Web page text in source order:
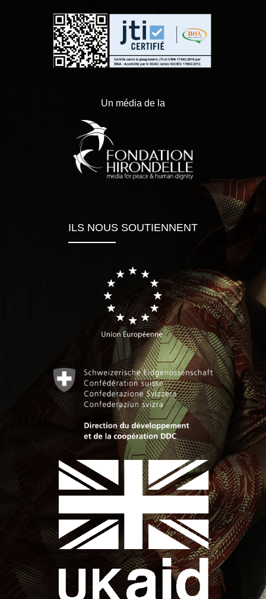
Un média de la
ILS NOUS SOUTIENNENT